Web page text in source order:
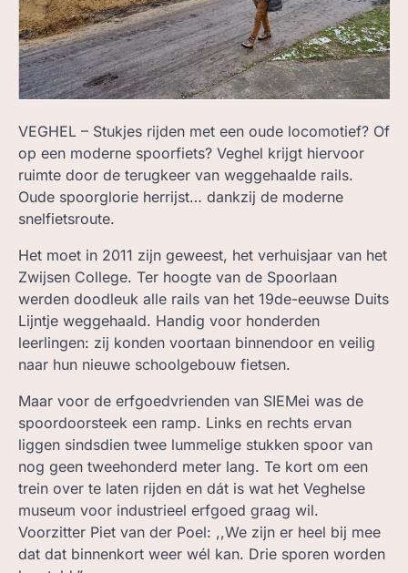
VEGHEL – Stukjes rijden met een oude locomotief? Of
op een moderne spoorfiets? Veghel krijgt hiervoor
ruimte door de terugkeer van weggehaalde rails.
Oude spoorglorie herrijst… dankzij de moderne
snelfietsroute.
Het moet in 2011 zijn geweest, het verhuisjaar van het
Zwijsen College. Ter hoogte van de Spoorlaan
werden doodleuk alle rails van het 19de-eeuwse Duits
Lijntje weggehaald. Handig voor honderden
leerlingen: zij konden voortaan binnendoor en veilig
naar hun nieuwe schoolgebouw fietsen.
Maar voor de erfgoedvrienden van SIEMei was de
spoordoorsteek een ramp. Links en rechts ervan
liggen sindsdien twee lummelige stukken spoor van
nog geen tweehonderd meter lang. Te kort om een
trein over te laten rijden en dát is wat het Veghelse
museum voor industrieel erfgoed graag wil.
Voorzitter Piet van der Poel: ,,We zijn er heel bij mee
dat dat binnenkort weer wél kan. Drie sporen worden